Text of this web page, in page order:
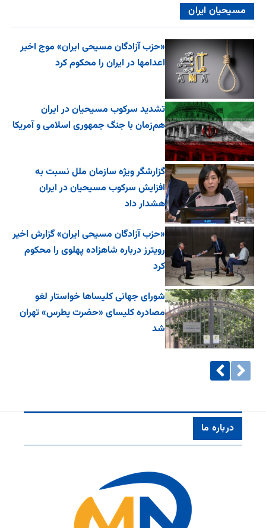
مسیحیان ایران
«حزب آزادگان مسیحی ایران» موج اخیر
اعدامها در ایران را محکوم کرد
تشدید سرکوب مسیحیان در ایران
هم‌زمان با جنگ جمهوری اسلامی و آمریکا
گزارشگر ویژه سازمان ملل نسبت به
افزایش سرکوب مسیحیان در ایران
هشدار داد
«حزب آزادگان مسیحی ایران» گزارش اخیر
رویترز درباره شاهزاده پهلوی را محکوم
کرد
شورای جهانی کلیساها خواستار لغو
مصادره کلیسای «حضرت پطرس» تهران
شد
درباره ما